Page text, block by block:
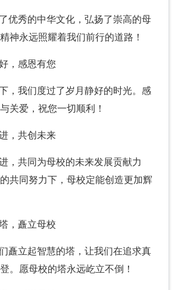
优秀的中华文化，弘扬了崇高的母
神永远照耀着我们前行的道路！
，感恩有您
，我们度过了岁月静好的时光。感
关爱，祝您一切顺利！
，共创未来
，共同为母校的未来发展贡献力
共同努力下，母校定能创造更加辉
，矗立母校
矗立起智慧的塔，让我们在追求真
。愿母校的塔永远屹立不倒！